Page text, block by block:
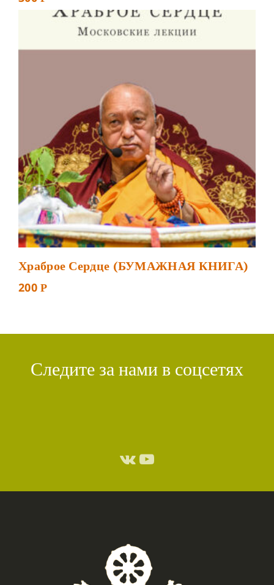
Храброе Сердце (БУМАЖНАЯ КНИГА)
200Р
Следите за нами в соцсетях